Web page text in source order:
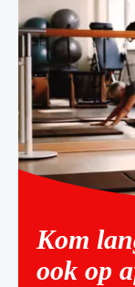
Kom
ook op